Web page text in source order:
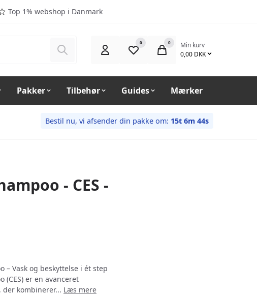
Top 1% webshop i Danmark
Søg
0 0
Min kurv
0,00 DKK
Pakker Tilbehør Guides Mærker
Bestil nu, vi afsender din pakke om: 15t 6m 43s
- CES -
– Vask og beskyttelse i ét step
(CES) er en avanceret
der kombinerer... Læs mere